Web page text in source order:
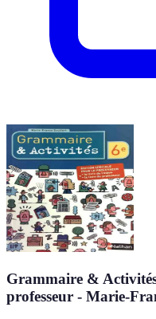
Grammaire &
professeur - Marie-